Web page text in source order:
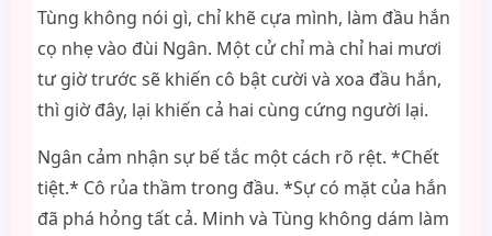
Tùng không nói gì, chỉ khẽ cựa mình, làm đầu hắn
cọ nhẹ vào đùi Ngân. Một cử chỉ mà chỉ hai mươi
tư giờ trước sẽ khiến cô bật cười và xoa đầu hắn,
thì giờ đây, lại khiến cả hai cùng cứng người lại.
Ngân cảm nhận sự bế tắc một cách rõ rệt. *Chết
tiệt.* Cô rủa thầm trong đầu. *Sự có mặt của hắn
đã phá hỏng tất cả. Minh và Tùng không dám làm